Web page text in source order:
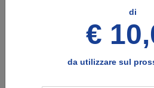
di
€
da utilizzare sul